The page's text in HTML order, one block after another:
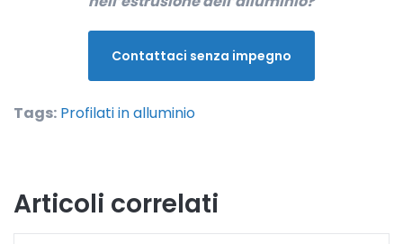
Contattaci senza impegno
Tags: Profilati in alluminio
Articoli correlati